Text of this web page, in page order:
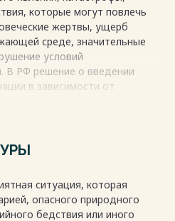
которые могут повлечь
жертвы, ущерб
среде, значительные
условий
В РФ решение о введении
в зависимости от
по чрезвычайным
в зависимости
ситуация, которая
опасного природного
бедствия или иного